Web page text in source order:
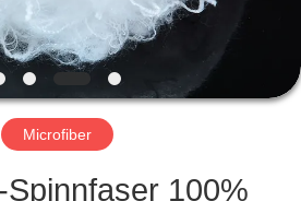
Microfiber
100%